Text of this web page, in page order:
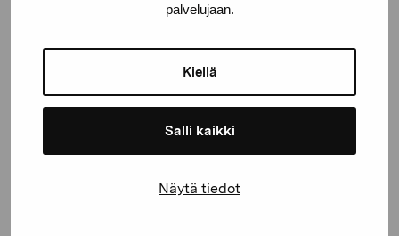
palvelujaan.
Kiellä
Salli kaikki
Näytä tiedot